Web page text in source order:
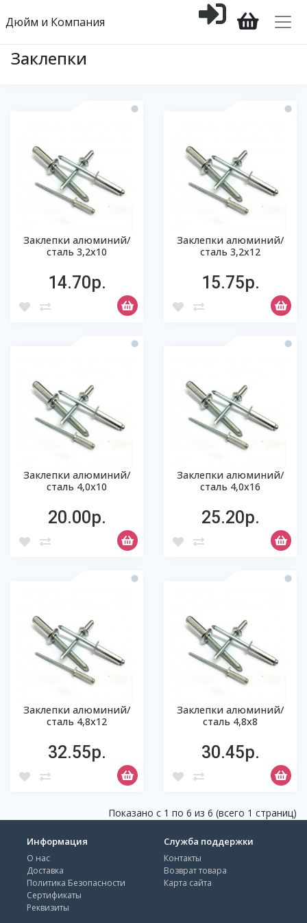
Дюйм и Компания
Заклепки
Заклепки алюминий/
сталь 3,2х10
14.70р.
Заклепки алюминий/
сталь 3,2х12
15.75р.
Заклепки алюминий/
сталь 4,0х10
20.00р.
Заклепки алюминий/
сталь 4,0х16
25.20р.
Заклепки алюминий/
сталь 4,8х12
32.55р.
Заклепки алюминий/
сталь 4,8х8
30.45р.
Показано с 1 по 6 из 6 (всего 1 страниц)
Информация
О нас
Доставка
Политика Безопасности
Сертификаты
Реквизиты
Служба поддержки
Контакты
Возврат товара
Карта сайта